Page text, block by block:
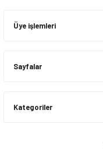
Üye işlemleri
Sayfalar
Kategoriler